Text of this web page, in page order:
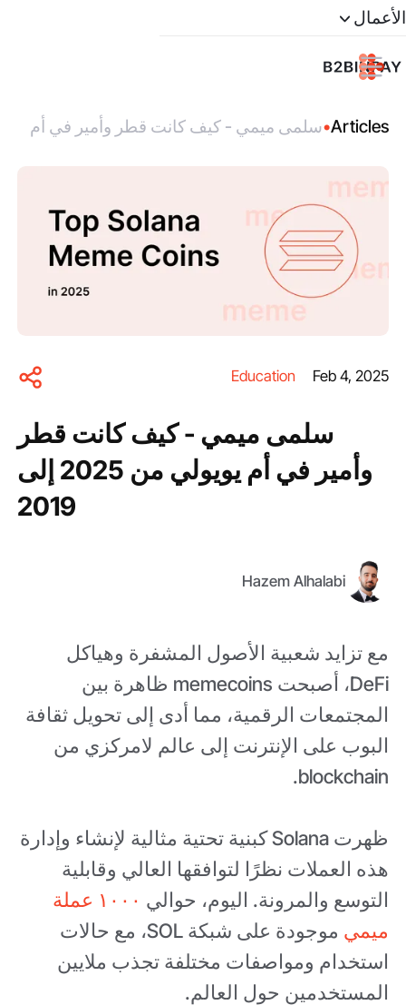
الأعمال
Articles
•سلمى ميمي - كيف كانت قطر وأمير في أم
Feb 4, 2025
Education
سلمى ميمي - كيف كانت قطر
وأمير في أم يويولي من 2025 إلى
2019
Hazem Alhalabi
مع تزايد شعبية الأصول المشفرة وهياكل
DeFi، أصبحت memecoins ظاهرة بين
المجتمعات الرقمية، مما أدى إلى تحويل ثقافة
البوب على الإنترنت إلى عالم لامركزي من
blockchain.
ظهرت Solana كبنية تحتية مثالية لإنشاء وإدارة
هذه العملات نظرًا لتوافقها العالي وقابلية
التوسع والمرونة. اليوم، حوالي
١٠٠٠ عملة
ميمي
موجودة على شبكة SOL، مع حالات
استخدام ومواصفات مختلفة تجذب ملايين
المستخدمين حول العالم.